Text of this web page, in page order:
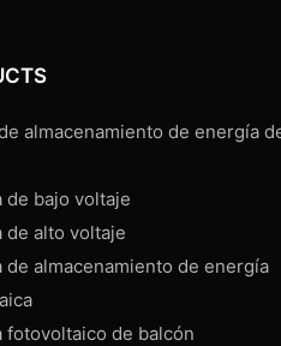
almacenamiento de energía
de bajo voltaje
de alto voltaje
de almacenamiento de energía
fotovoltaico de balcón